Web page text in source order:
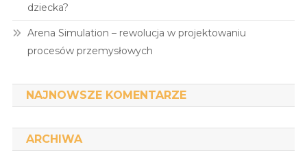
dziecka?
Arena Simulation – rewolucja w projektowaniu
procesów przemysłowych
NAJNOWSZE KOMENTARZE
ARCHIWA